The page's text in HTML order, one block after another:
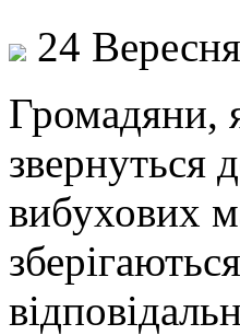
24
Громадяни,
звернуться
вибухових